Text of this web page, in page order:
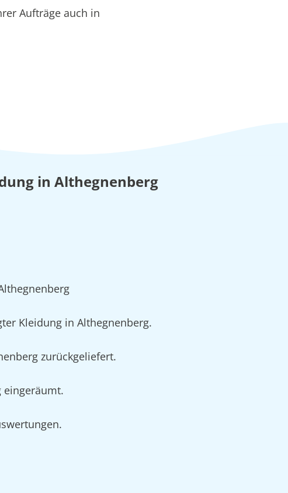
Aufträge auch in
in Althegnenberg
Kleidung in Althegnenberg.
zurückgeliefert.
eingeräumt.